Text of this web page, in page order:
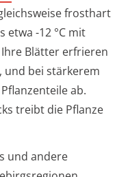
frosthart
-12 °C mit
Blätter erfrieren
und bei stärkerem
ab.
treibt die Pflanze
und andere